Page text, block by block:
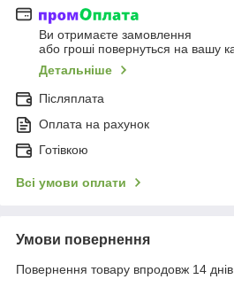
Ви отримаєте замовлення
або гроші повернуться на вашу
Детальніше
Післяплата
Оплата на рахунок
Готівкою
Всі умови оплати
Умови повернення
Повернення товару впродовж 14